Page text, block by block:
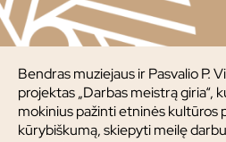
Bendras muziejaus ir Pasvalio P.
projektas „Darbas meistrą giria“,
mokinius pažinti etninės kultūros
kūrybiškumą, skiepyti meilę